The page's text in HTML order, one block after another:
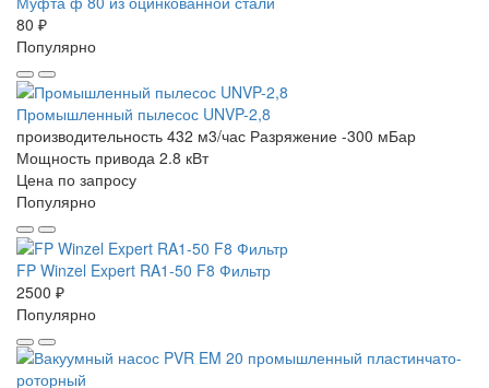
80 ₽
Популярно
Промышленный пылесос UNVP-2,8
производительность 432 м3/час Разряжение -300 мБар
Мощность привода 2.8 кВт
Цена по запросу
Популярно
FP Winzel Expert RA1-50 F8 Фильтр
2500 ₽
Популярно